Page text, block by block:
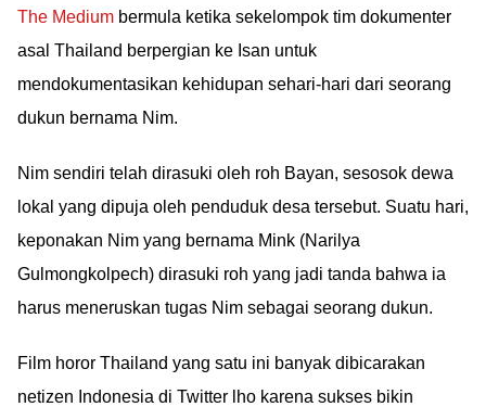
The Medium bermula ketika sekelompok tim dokumenter
asal Thailand berpergian ke Isan untuk
mendokumentasikan kehidupan sehari-hari dari seorang
dukun bernama Nim.
Nim sendiri telah dirasuki oleh roh Bayan, sesosok dewa
lokal yang dipuja oleh penduduk desa tersebut. Suatu hari,
keponakan Nim yang bernama Mink (Narilya
Gulmongkolpech) dirasuki roh yang jadi tanda bahwa ia
harus meneruskan tugas Nim sebagai seorang dukun.
Film horor Thailand yang satu ini banyak dibicarakan
netizen Indonesia di Twitter lho karena sukses bikin